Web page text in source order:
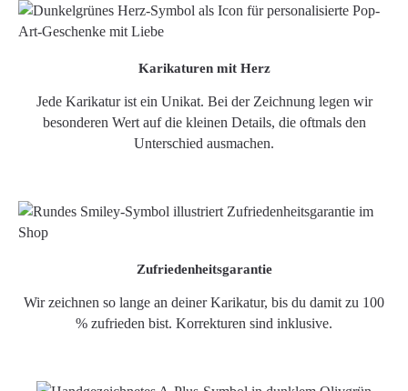
Karikaturen mit Herz
Jede Karikatur ist ein Unikat. Bei der Zeichnung legen wir
besonderen Wert auf die kleinen Details, die oftmals den
Unterschied ausmachen.
Zufriedenheitsgarantie
Wir zeichnen so lange an deiner Karikatur, bis du damit zu 100
% zufrieden bist. Korrekturen sind inklusive.